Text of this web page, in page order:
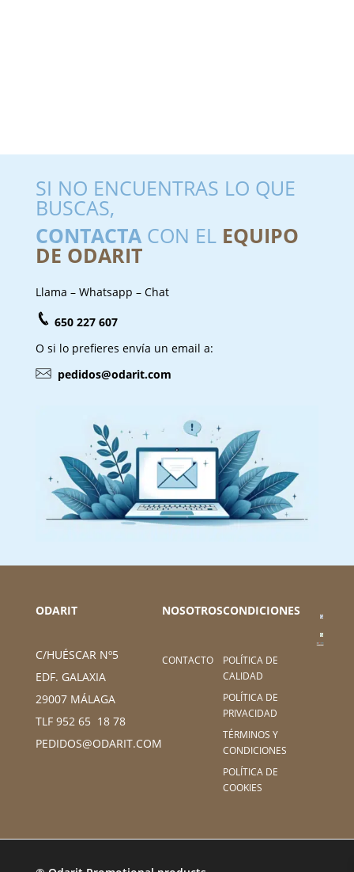
SI NO ENCUENTRAS LO QUE
BUSCAS,
CONTACTACON EL EQUIPO
DE ODARIT
Llama – Whatsapp – Chat
650 227 607
O si lo prefieres envía un email a:
pedidos@odarit.com
ODARIT
C/HUÉSCAR Nº5
EDF. GALAXIA
29007 MÁLAGA
TLF 952 65 18 78
PEDIDOS@ODARIT.COM
NOSOTROS
CONTACTO
CONDICIONES
POLÍTICA DE
CALIDAD
POLÍTICA DE
PRIVACIDAD
TÉRMINOS Y
CONDICIONES
POLÍTICA DE
COOKIES